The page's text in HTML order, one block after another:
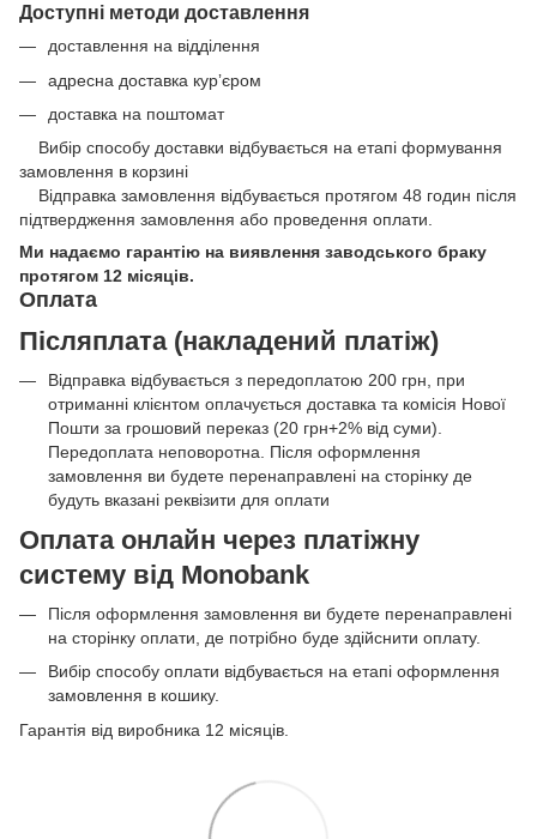
Доступні методи доставлення
доставлення на відділення
адресна доставка курʼєром
доставка на поштомат
Вибір способу доставки відбувається на етапі формування
замовлення в корзині
Відправка замовлення відбувається протягом 48 годин після
підтвердження замовлення або проведення оплати.
Ми надаємо гарантію на виявлення заводського браку
протягом 12 місяців.
Оплата
Післяплата (накладений платіж)
Відправка відбувається з передоплатою 200 грн, при
отриманні клієнтом оплачується доставка та комісія Нової
Пошти за грошовий переказ (20 грн+2% від суми).
Передоплата неповоротна. Після оформлення
замовлення ви будете перенаправлені на сторінку де
будуть вказані реквізити для оплати
Оплата онлайн через платіжну
систему від Monobank
Після оформлення замовлення ви будете перенаправлені
на сторінку оплати, де потрібно буде здійснити оплату.
Вибір способу оплати відбувається на етапі оформлення
замовлення в кошику.
Гарантія від виробника 12 місяців.